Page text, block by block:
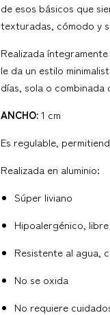
de esos básicos que
texturadas, cómodo y
Realizada
le da un estilo
días, sola o combinada
ANCHO:1 cm
Es regulable,
Realizada en aluminio:
Súper liviano
Hipoalergénico,
Resistente al agua,
No se oxida
No requiere